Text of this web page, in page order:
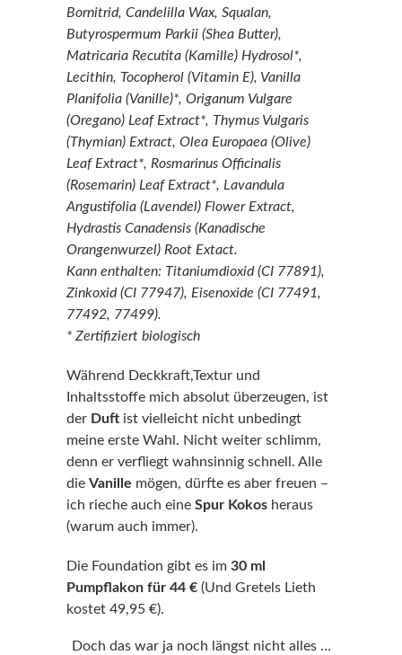
Bornitrid, Candelilla Wax, Squalan,
Butyrospermum Parkii (Shea Butter),
Matricaria Recutita (Kamille) Hydrosol*,
Lecithin, Tocopherol (Vitamin E), Vanilla
Planifolia (Vanille)*, Origanum Vulgare
(Oregano) Leaf Extract*, Thymus Vulgaris
(Thymian) Extract, Olea Europaea (Olive)
Leaf Extract*, Rosmarinus Officinalis
(Rosemarin) Leaf Extract*, Lavandula
Angustifolia (Lavendel) Flower Extract,
Hydrastis Canadensis (Kanadische
Orangenwurzel) Root Extact.
Kann enthalten: Titaniumdioxid (CI 77891),
Zinkoxid (CI 77947), Eisenoxide (CI 77491,
77492, 77499).
* Zertifiziert biologisch
Während Deckkraft,Textur und
Inhaltsstoffe mich absolut überzeugen, ist
der Duft ist vielleicht nicht unbedingt
meine erste Wahl. Nicht weiter schlimm,
denn er verfliegt wahnsinnig schnell. Alle
die Vanille mögen, dürfte es aber freuen –
ich rieche auch eine Spur Kokos heraus
(warum auch immer).
Die Foundation gibt es im 30 ml
Pumpflakon für 44 € (Und Gretels Lieth
kostet 49,95 €).
Doch das war ja noch längst nicht alles …